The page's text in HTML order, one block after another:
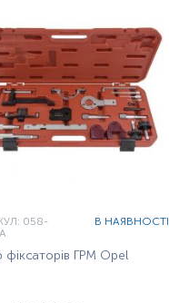
058-
В НАЯВНОСТІ
фіксаторів ГРМ Opel